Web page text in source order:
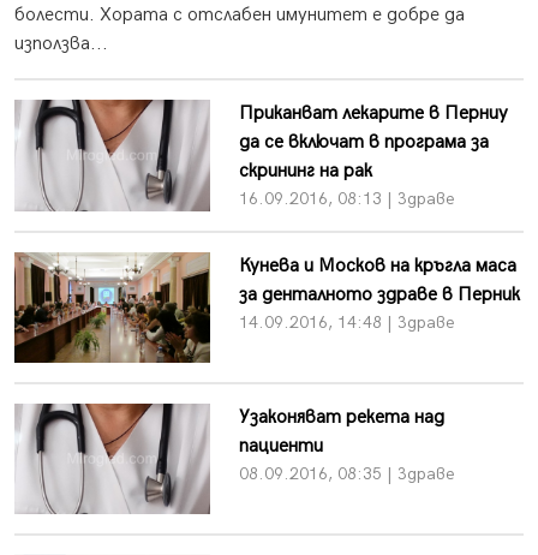
болести. Хората с отслабен имунитет е добре да
използва...
Приканват лекарите в Перниу
да се включат в програма за
скрининг на рак
16.09.2016, 08:13 | Здраве
Кунева и Москов на кръгла маса
за денталното здраве в Перник
14.09.2016, 14:48 | Здраве
Узаконяват рекета над
пациенти
08.09.2016, 08:35 | Здраве